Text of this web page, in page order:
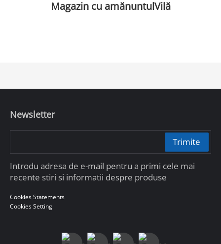
Magazin cu amănuntulVilă
Newsletter
Trimite
Introdu adresa de e-mail pentru a primi cele mai
recente stiri si informatii despre produse
Cookies Statements
Cookies Setting